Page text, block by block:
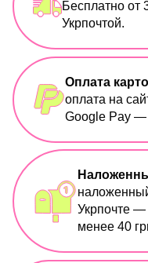
Бесплатно от
Укрпочтой.
Оплата
оплата на
Google Pay —
Укрпочте —
менее 40